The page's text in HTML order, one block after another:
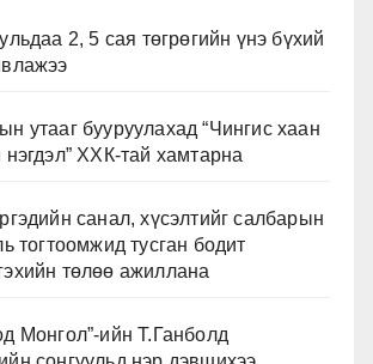
2, 5 сая төгрөгийн үнэ бүхий
утааг бууруулахад “Чингис хаан
нэгдэл” ХХК-тай хамтарна
санал, хүсэлтийг салбарын
тогтоомжид тусган бодит
төлөө ажиллана
Монгол”-ийн Т.Ганболд